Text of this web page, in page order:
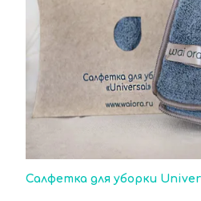
Салфетка для уборки